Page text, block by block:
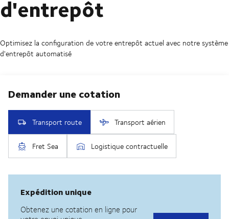
d'entrepôt
Optimisez la configuration de votre entrepôt actuel avec notre système
d'entrepôt automatisé